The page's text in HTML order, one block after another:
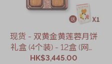
现货 - 双黄金黄莲蓉月饼
礼盒 (4个装) - 12盒 (网店
限定)
HK$3,445.00